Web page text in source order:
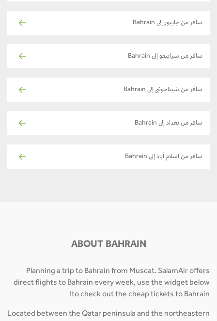
سافر من جايبور إلى Bahrain
سافر من سراييفو إلى Bahrain
سافر من شيتاجونج إلى Bahrain
سافر من بغداد إلى Bahrain
سافر من اسلام آباد إلى Bahrain
ABOUT BAHRAIN
Planning a trip to Bahrain from Muscat. SalamAir offers
direct flights to Bahrain every week, use the widget below
to check out the cheap tickets to Bahrain!
Located between the Qatar peninsula and the northeastern